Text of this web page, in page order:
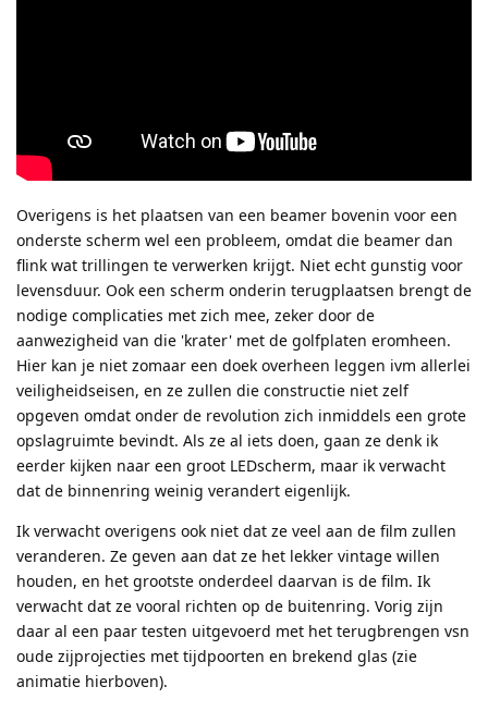
Overigens is het plaatsen van een beamer bovenin voor een
onderste scherm wel een probleem, omdat die beamer dan
flink wat trillingen te verwerken krijgt. Niet echt gunstig voor
levensduur. Ook een scherm onderin terugplaatsen brengt de
nodige complicaties met zich mee, zeker door de
aanwezigheid van die 'krater' met de golfplaten eromheen.
Hier kan je niet zomaar een doek overheen leggen ivm allerlei
veiligheidseisen, en ze zullen die constructie niet zelf
opgeven omdat onder de revolution zich inmiddels een grote
opslagruimte bevindt. Als ze al iets doen, gaan ze denk ik
eerder kijken naar een groot LEDscherm, maar ik verwacht
dat de binnenring weinig verandert eigenlijk.
Ik verwacht overigens ook niet dat ze veel aan de film zullen
veranderen. Ze geven aan dat ze het lekker vintage willen
houden, en het grootste onderdeel daarvan is de film. Ik
verwacht dat ze vooral richten op de buitenring. Vorig zijn
daar al een paar testen uitgevoerd met het terugbrengen vsn
oude zijprojecties met tijdpoorten en brekend glas (zie
animatie hierboven).